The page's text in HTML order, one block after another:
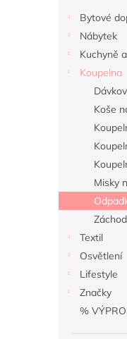
Bytové
Nábytek
Kuchyně
Koupelna
Koše
Misky
Textil
Osvětlení
Lifestyle
Značky
%